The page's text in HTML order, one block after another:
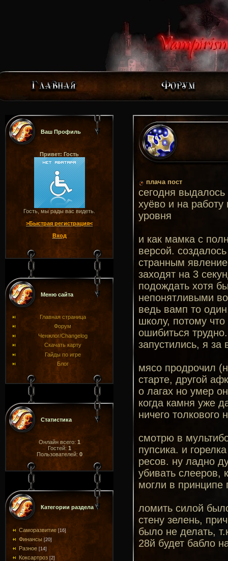
Ваш Профиль
Привет: Гость
Гость, мы рады вас видеть.
>Быстрая регистрация<
Вход
Меню сайта
Главная страница
Форум
Ченжлог/Changelog
Скачать карту
Гайды по игре
Блог
Статистика
Онлайн всего: 1
Гостей: 1
Пользователей: 0
Категории раздела
Саморазвитие [16]
Финансы [20]
Разное [14]
Коксартроз [2]
плача пост
сегодня
хуёво и на
уровня
и как мамка с
версой.
странным
заходят на 3
подождать хотя
непонятливыми
ведь вамп то
школу, потому
ошибиться
запустились, я за
мясо продрочил
старте, другой
о лагах но умер
когда камня уже
ничего
смотрю в
пупсика. и
ресов. ну ладно
убивать слееров,
могли в принципе
ломить силой
стену зелень,
было не делать,
28й будет бабло